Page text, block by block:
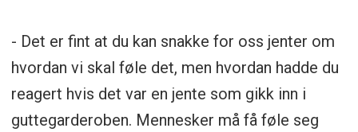
- Det er fint at du kan snakke for oss jenter om
hvordan vi skal føle det, men hvordan hadde du
reagert hvis det var en jente som gikk inn i
guttegarderoben. Mennesker må få føle seg